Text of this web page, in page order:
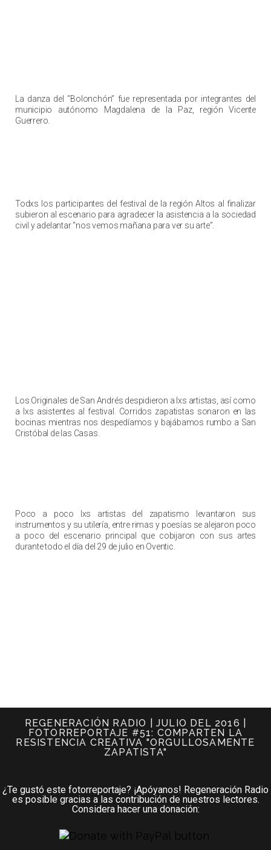
La danza del “Bolonchón” fue representada por integrantes del
municipio autónomo Magdalena de la Paz, región Vicente
Guerrero.
Todxs los participantes del festival de la región Altos al finalizar
subieron al escenario para agradecer la asistencia a la sociedad
civil y adelantar “nos vemos mañana para ver su arte”.
Los Originales de San Andrés despidieron a lxs artistas, así como
a lxs asistentes al festival. Corridos zapatistas sonaron en las
bocinas mientras nos despedíamos y bajábamos rumbo a San
Cristóbal de las Casas.
Poco a poco lxs artistas del zapatismo levantaron sus
instrumentos y su utilería, entre rimas y poesías se alejaron poco
a poco del escenario principal que cobijaron con sus artes
durante todo el día del 29 de julio en Oventic.
REGENERACIÓN RADIO | JULIO DEL 2016 |
FOTORREPORTAJE #51: COMPARTEN LA
RESISTENCIA CREATIVA "ORGULLOSAMENTE
ZAPATISTA"
¿Te gustó este fotorreportaje? ¡Apóyanos! Regeneración Radio
es posible gracias a las contribución de nuestros lectores.
Considera hacer una donación: